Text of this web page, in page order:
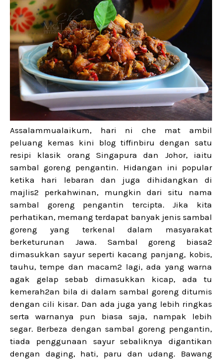
Assalammualaikum, hari ni che mat ambil
peluang kemas kini blog tiffinbiru dengan satu
resipi klasik orang Singapura dan Johor, iaitu
sambal goreng pengantin. Hidangan ini popular
ketika hari lebaran dan juga dihidangkan di
majlis2 perkahwinan, mungkin dari situ nama
sambal goreng pengantin tercipta. Jika kita
perhatikan, memang terdapat banyak jenis sambal
goreng yang terkenal dalam masyarakat
berketurunan Jawa. Sambal goreng biasa2
dimasukkan sayur seperti kacang panjang, kobis,
tauhu, tempe dan macam2 lagi, ada yang warna
agak gelap sebab dimasukkan kicap, ada tu
kemerah2an bila di dalam sambal goreng ditumis
dengan cili kisar. Dan ada juga yang lebih ringkas
serta warnanya pun biasa saja, nampak lebih
segar. Berbeza dengan sambal goreng pengantin,
tiada penggunaan sayur sebaliknya digantikan
dengan daging, hati, paru dan udang. Bawang